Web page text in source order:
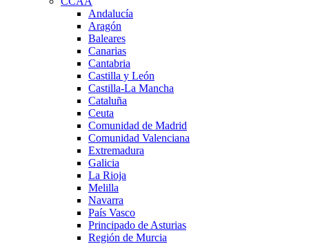
Andalucía
Aragón
Baleares
Canarias
Cantabria
Castilla y León
Castilla-La Mancha
Cataluña
Ceuta
Comunidad de Madrid
Comunidad Valenciana
Extremadura
Galicia
La Rioja
Melilla
Navarra
País Vasco
Principado de Asturias
Región de Murcia